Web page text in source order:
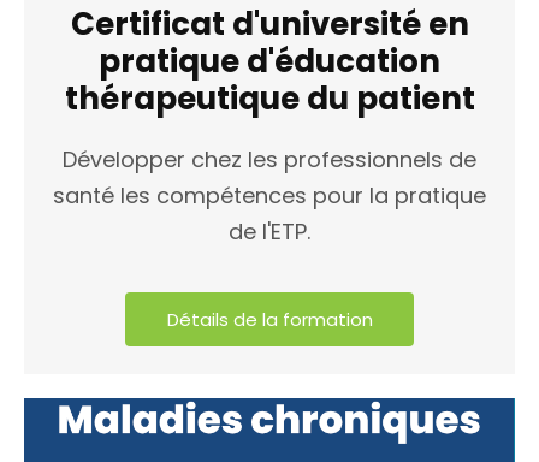
Certificat d'université en
pratique d'éducation
thérapeutique du patient
Développer chez les professionnels de
santé les compétences pour la pratique
de l'ETP.
Détails de la formation